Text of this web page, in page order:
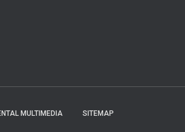
MULTIMEDIA SITEMAP